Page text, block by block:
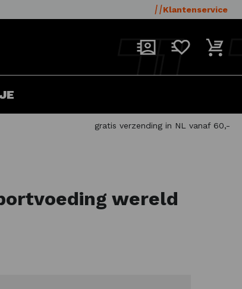
Klantenservice
gratis verzending in NL vanaf 60,-
wereld